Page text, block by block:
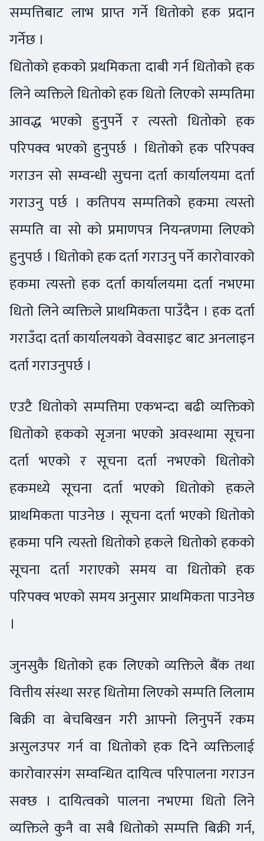
सम्पत्तिबाट लाभ प्राप्त गर्ने धितोको हक प्रदान
गर्नेछ ।
धितोको हकको प्रथमिकता दाबी गर्न धितोको हक
लिने व्यक्तिले धितोको हक धितो लिएको सम्पतिमा
आवद्ध भएको हुनुपर्ने र त्यस्तो धितोको हक
परिपक्व भएको हुनुपर्छ । धितोको हक परिपक्व
गराउन सो सम्वन्धी सुचना दर्ता कार्यालयमा दर्ता
गराउनु पर्छ । कतिपय सम्पतिको हकमा त्यस्तो
सम्पति वा सो को प्रमाणपत्र नियन्त्रणमा लिएको
हुनुपर्छ । धितोको हक दर्ता गराउनु पर्ने कारोवारको
हकमा त्यस्तो हक दर्ता कार्यालयमा दर्ता नभएमा
धितो लिने व्यक्तिले प्राथमिकता पाउँदैन । हक दर्ता
गराउँदा दर्ता कार्यालयको वेवसाइट बाट अनलाइन
दर्ता गराउनुपर्छ ।
एउटै धितोको सम्पत्तिमा एकभन्दा बढी व्यक्तिको
धितोको हकको सृजना भएको अवस्थामा सूचना
दर्ता भएको र सूचना दर्ता नभएको धितोको
हकमध्ये सूचना दर्ता भएको धितोको हकले
प्राथमिकता पाउनेछ । सूचना दर्ता भएको धितोको
हकमा पनि त्यस्तो धितोको हकले धितोको हकको
सूचना दर्ता गराएको समय वा धितोको हक
परिपक्व भएको समय अनुसार प्राथमिकता पाउनेछ
।
जुनसुकै धितोको हक लिएको व्यक्तिले बैंक तथा
वित्तीय संस्था सरह धितोमा लिएको सम्पति लिलाम
बिक्री वा बेचबिखन गरी आफ्नो लिनुपर्ने रकम
असुलउपर गर्न वा धितोको हक दिने व्यक्तिलाई
कारोवारसंग सम्वन्धित दायित्व परिपालना गराउन
सक्छ । दायित्वको पालना नभएमा धितो लिने
व्यक्तिले कुनै वा सबै धितोको सम्पत्ति बिक्री गर्न,